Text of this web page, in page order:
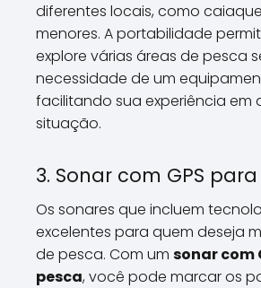
diferentes locais, como
menores. A portabilidade
explore várias áreas de pesca
necessidade de um
facilitando sua experiência em
situação.
3. Sonar com GPS
Os sonares que incluem
excelentes para quem deseja
de pesca. Com um sonar com
pesca, você pode marcar os